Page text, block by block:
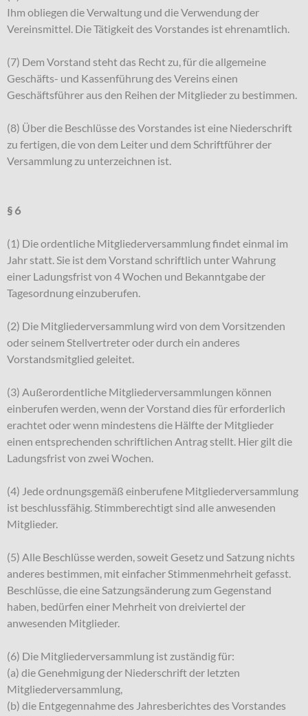
Ihm obliegen die Verwaltung und die Verwendung der
Vereinsmittel. Die Tätigkeit des Vorstandes ist ehrenamtlich.
(7) Dem Vorstand steht das Recht zu, für die allgemeine
Geschäfts- und Kassenführung des Vereins einen
Geschäftsführer aus den Reihen der Mitglieder zu bestimmen.
(8) Über die Beschlüsse des Vorstandes ist eine Niederschrift
zu fertigen, die von dem Leiter und dem Schriftführer der
Versammlung zu unterzeichnen ist.
§ 6
(1) Die ordentliche Mitgliederversammlung findet einmal im
Jahr statt. Sie ist dem Vorstand schriftlich unter Wahrung
einer Ladungsfrist von 4 Wochen und Bekanntgabe der
Tagesordnung einzuberufen.
(2) Die Mitgliederversammlung wird von dem Vorsitzenden
oder seinem Stellvertreter oder durch ein anderes
Vorstandsmitglied geleitet.
(3) Außerordentliche Mitgliederversammlungen können
einberufen werden, wenn der Vorstand dies für erforderlich
erachtet oder wenn mindestens die Hälfte der Mitglieder
einen entsprechenden schriftlichen Antrag stellt. Hier gilt die
Ladungsfrist von zwei Wochen.
(4) Jede ordnungsgemäß einberufene Mitgliederversammlung
ist beschlussfähig. Stimmberechtigt sind alle anwesenden
Mitglieder.
(5) Alle Beschlüsse werden, soweit Gesetz und Satzung nichts
anderes bestimmen, mit einfacher Stimmenmehrheit gefasst.
Beschlüsse, die eine Satzungsänderung zum Gegenstand
haben, bedürfen einer Mehrheit von dreiviertel der
anwesenden Mitglieder.
(6) Die Mitgliederversammlung ist zuständig für:
(a) die Genehmigung der Niederschrift der letzten
Mitgliederversammlung,
(b) die Entgegennahme des Jahresberichtes des Vorstandes